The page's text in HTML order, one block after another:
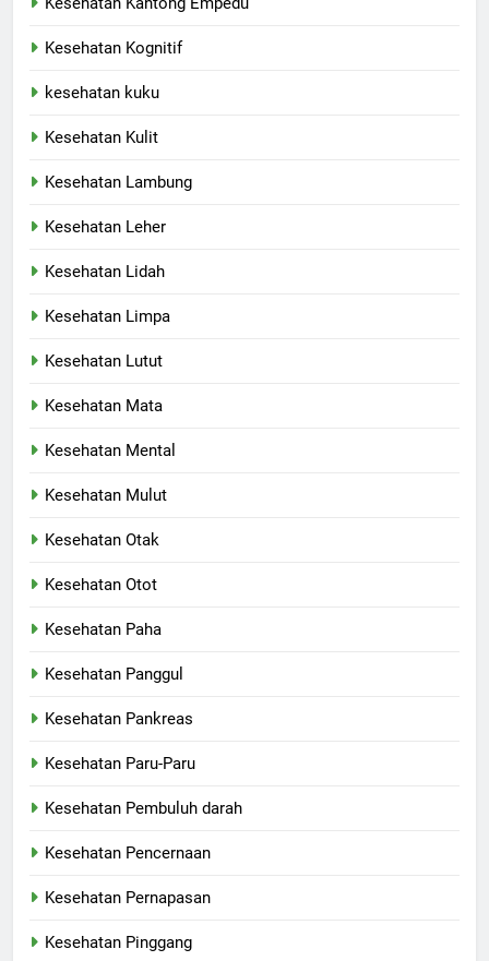
Kesehatan Kognitif
kesehatan kuku
Kesehatan Kulit
Kesehatan Lambung
Kesehatan Leher
Kesehatan Lidah
Kesehatan Limpa
Kesehatan Lutut
Kesehatan Mata
Kesehatan Mental
Kesehatan Mulut
Kesehatan Otak
Kesehatan Otot
Kesehatan Paha
Kesehatan Panggul
Kesehatan Pankreas
Kesehatan Paru-Paru
Kesehatan Pembuluh darah
Kesehatan Pencernaan
Kesehatan Pernapasan
Kesehatan Pinggang